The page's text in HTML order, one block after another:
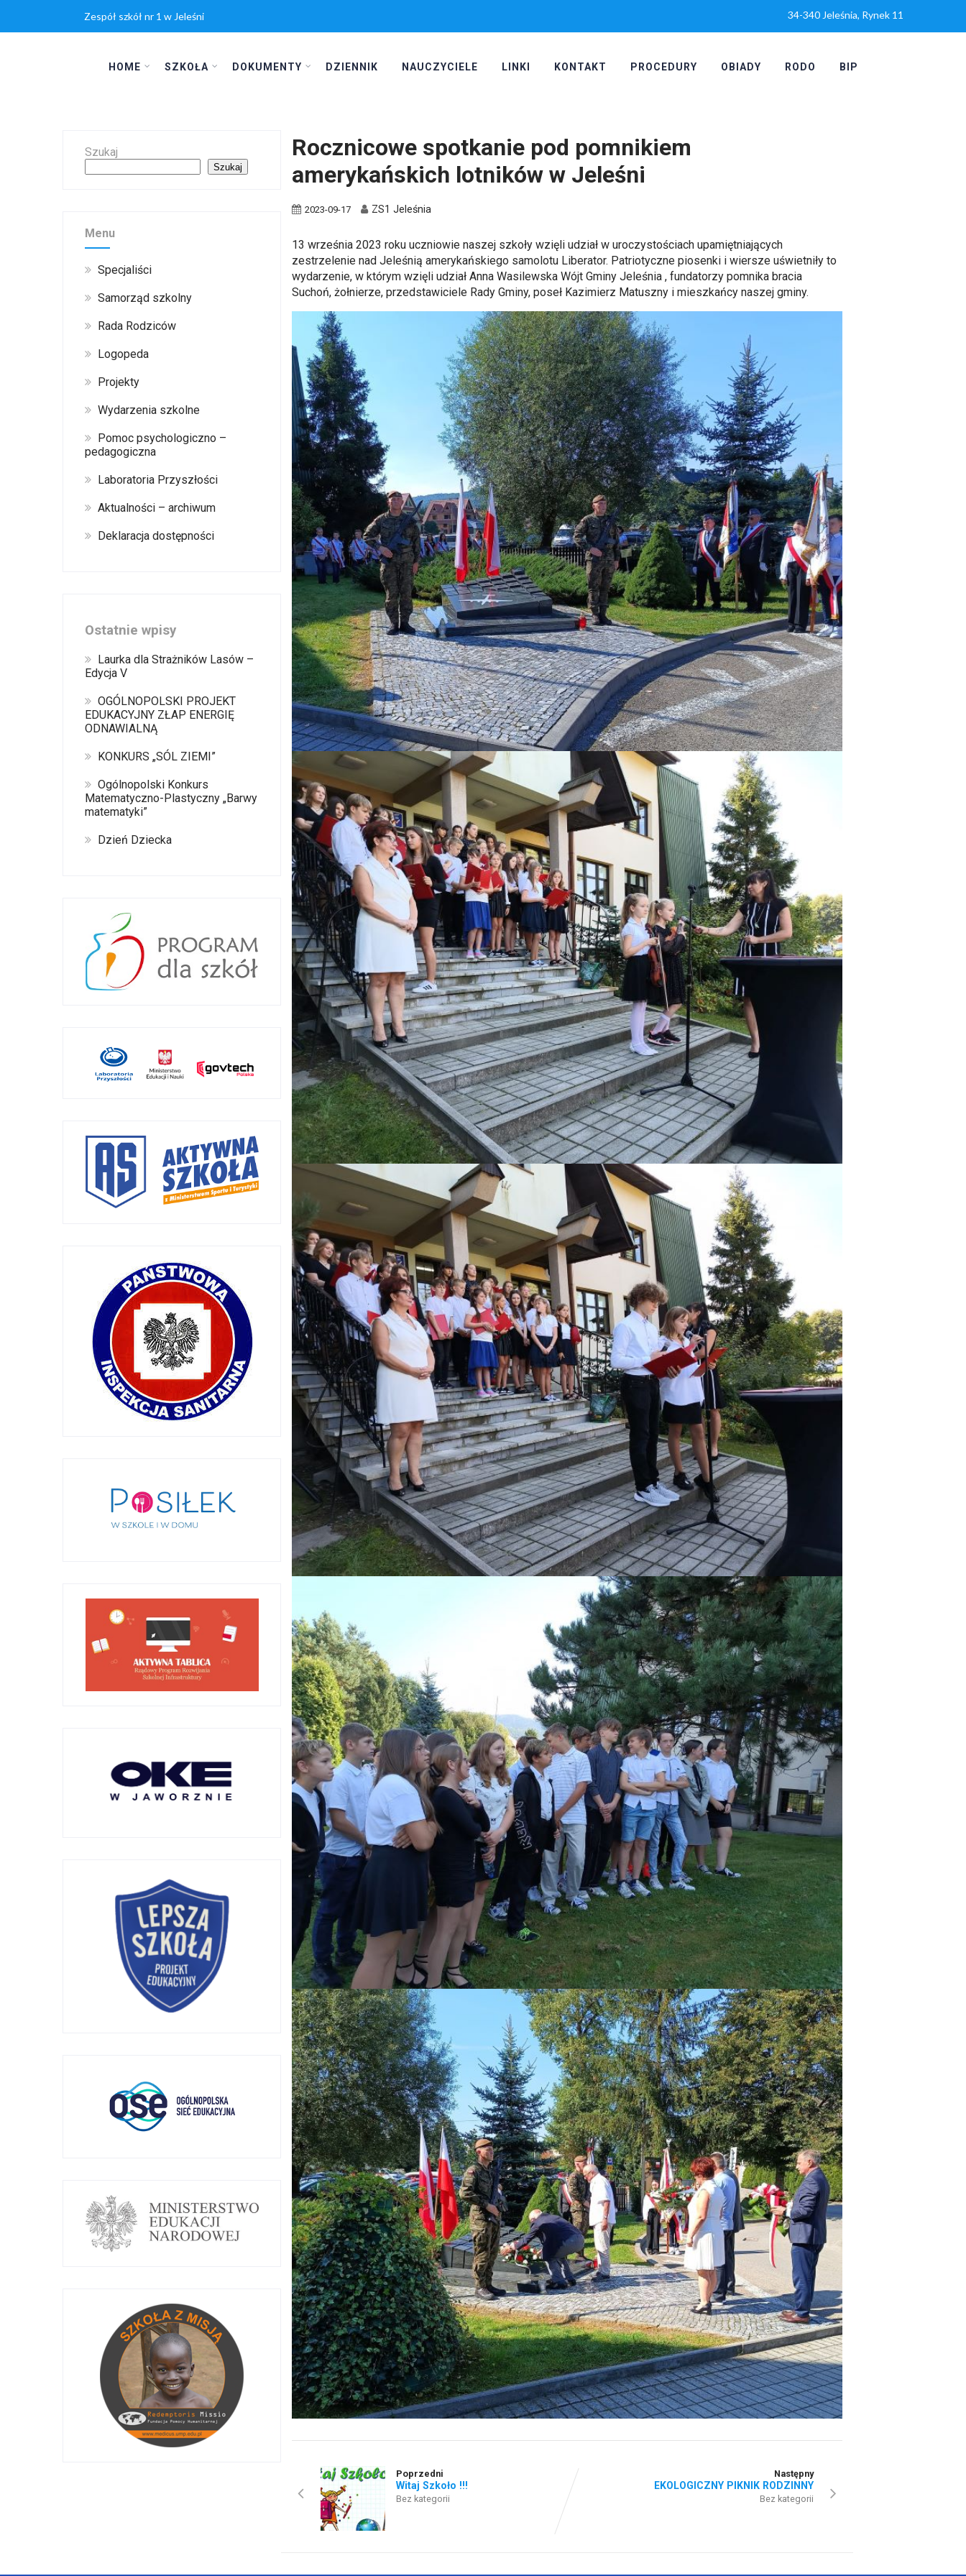
Zespół szkół nr 1 w Jeleśni 34-340 Jeleśnia, Rynek 11
HOME SZKOŁA DOKUMENTY DZIENNIK NAUCZYCIELE LINKI KONTAKT PROCEDURY OBIADY RODO BIP
Szukaj
Szukaj
Menu
Specjaliści
Samorząd szkolny
Rada Rodziców
Logopeda
Projekty
Wydarzenia szkolne
Pomoc psychologiczno –
pedagogiczna
Laboratoria Przyszłości
Aktualności – archiwum
Deklaracja dostępności
Ostatnie wpisy
Laurka dla Strażników Lasów –
Edycja V
OGÓLNOPOLSKI PROJEKT
EDUKACYJNY ZŁAP ENERGIĘ
ODNAWIALNĄ
KONKURS „SÓL ZIEMI”
Ogólnopolski Konkurs
Matematyczno-Plastyczny „Barwy
matematyki”
Dzień Dziecka
Rocznicowe spotkanie pod pomnikiem
amerykańskich lotników w Jeleśni
2023-09-17 ZS1 Jeleśnia
13 września 2023 roku uczniowie naszej szkoły wzięli udział w uroczystościach upamiętniających
zestrzelenie nad Jeleśnią amerykańskiego samolotu Liberator. Patriotyczne piosenki i wiersze uświetniły to
wydarzenie, w którym wzięli udziałAnna Wasilewska Wójt Gminy Jeleśnia , fundatorzy pomnika bracia
Suchoń, żołnierze, przedstawiciele Rady Gminy, poseł Kazimierz Matuszny i mieszkańcy naszej gminy.
Poprzedni
Witaj Szkoło !!!
Bez kategorii
Następny
EKOLOGICZNY PIKNIK RODZINNY
Bez kategorii